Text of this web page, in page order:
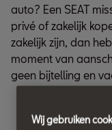
auto? Een SEAT
privé of zakelijk
zakelijk zijn, dan
moment van
geen bijtelling en
Wij gebruiken